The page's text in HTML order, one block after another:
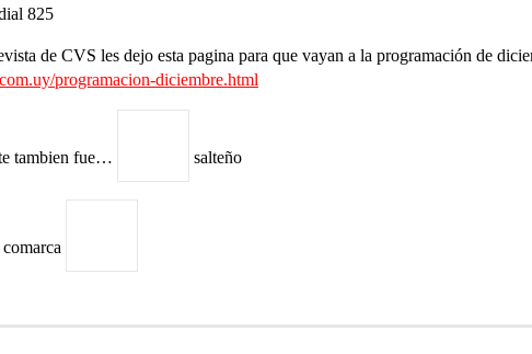
825
de CVS les dejo esta pagina para que vayan a la programación de
programacion-diciembre.html
tambien fue… salteño